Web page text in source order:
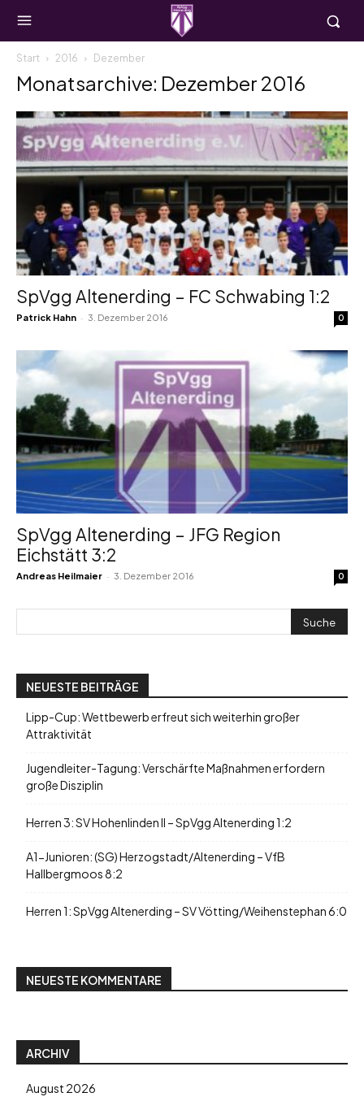
Start 2016 Dezember
Monatsarchive: Dezember 2016
SpVgg Altenerding – FC Schwabing 1:2
Patrick Hahn - 3. Dezember 2016 0
SpVgg Altenerding – JFG Region
Eichstätt 3:2
Andreas Heilmaier - 3. Dezember 2016 0
NEUESTE BEITRÄGE
Lipp-Cup: Wettbewerb erfreut sich weiterhin großer
Attraktivität
Jugendleiter-Tagung: Verschärfte Maßnahmen erfordern
große Disziplin
Herren 3: SV Hohenlinden II – SpVgg Altenerding 1:2
A1-Junioren: (SG) Herzogstadt/Altenerding – VfB
Hallbergmoos 8:2
Herren 1: SpVgg Altenerding – SV Vötting/Weihenstephan 6:0
NEUESTE KOMMENTARE
ARCHIV
August 2026